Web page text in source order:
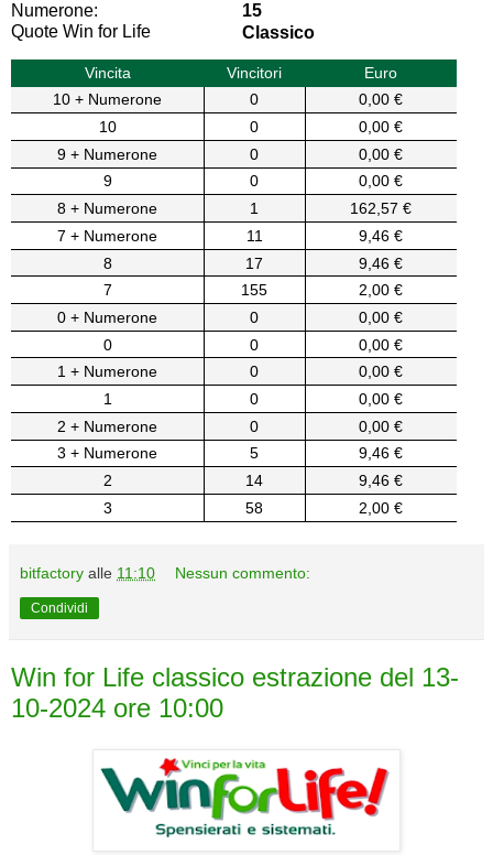
Numerone:
15
Quote Win for Life
Classico
Vincita Vincitori
Euro
10 + Numerone
0
0,00 €
10
0
0,00 €
9 + Numerone
0
0,00 €
9
0
0,00 €
8 + Numerone
1
162,57 €
7 + Numerone
11
9,46 €
8
17
9,46 €
7
155
2,00 €
0 + Numerone
0
0,00 €
0
0
0,00 €
1 + Numerone
0
0,00 €
1
0
0,00 €
2 + Numerone
0
0,00 €
3 + Numerone
5
9,46 €
2
14
9,46 €
3
58 2,00 €
bitfactory alle 11:10 Nessun commento:
Condividi
Win for Life classico estrazione del 13-
10-2024 ore 10:00